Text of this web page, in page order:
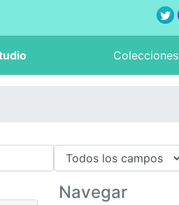
Colecciones
Navegar